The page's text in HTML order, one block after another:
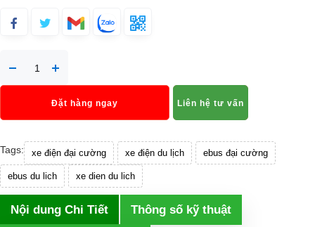
Đặt hàng ngay Liên hệ tư vấn
Tags: xe điện đại cường xe điện du lịch ebus đại cường
ebus du lich xe dien du lich
Nội dung Chi Tiết Thông số kỹ thuật